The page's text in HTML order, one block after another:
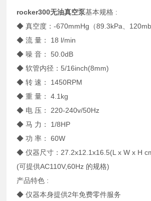
rocker300无油真空泵基本规格 :
◆ 真空度：-670mmHg（89.3kPa、
◆ 流 量： 18 l/min
◆ 噪 音： 50.0dB
◆ 软管内径：5/16inch(8mm)
◆ 转 速： 1450RPM
◆ 重 量： 4.1kg
◆ 电 压： 220-240v/50Hz
◆ 马 力： 1/8HP
◆ 功 率： 60W
◆ 仪器尺寸：27.2x12.1x16.5(L x W x H
(可提供AC110V,60Hz 的规格)
产品特色 :
◆ 仪器本身提供2年免费零件服务